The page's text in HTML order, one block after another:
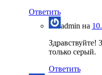
Ответить
admin на
Здравствуйте!
только серый.
Ответить